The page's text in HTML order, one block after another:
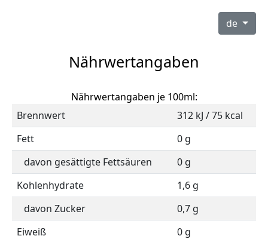
de
Nährwertangaben
Nährwertangaben je 100ml:
Brennwert
312 kJ / 75 kcal
Fett
0 g
davon gesättigte Fettsäuren
0 g
Kohlenhydrate
1,6 g
davon Zucker
0,7 g
Eiweiß
0 g